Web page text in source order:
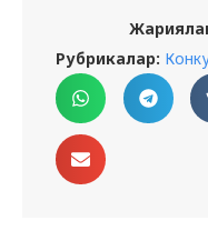
Рубрикалар: